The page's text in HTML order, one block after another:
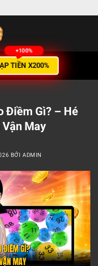
TIỀN X200%
Điềm Gì? – Hé
May
BỞI ADMIN